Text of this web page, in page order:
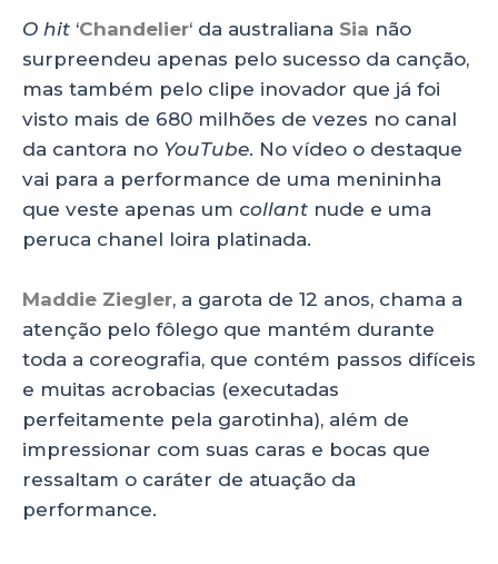
a
ts
A
p
p
c
e
b
o
o
k
k
e
dI
n
a
re
O hit ‘Chandelier‘ da australiana Sia não
surpreendeu apenas pelo sucesso da canção,
mas também pelo clipe inovador que já foi
visto mais de 680 milhões de vezes no canal
da cantora no YouTube. No vídeo o destaque
vai para a performance de uma menininha
que veste apenas um collant nude e uma
peruca chanel loira platinada.
Maddie Ziegler, a garota de 12 anos, chama a
atenção pelo fôlego que mantém durante
toda a coreografia, que contém passos difíceis
e muitas acrobacias (executadas
perfeitamente pela garotinha), além de
impressionar com suas caras e bocas que
ressaltam o caráter de atuação da
performance.